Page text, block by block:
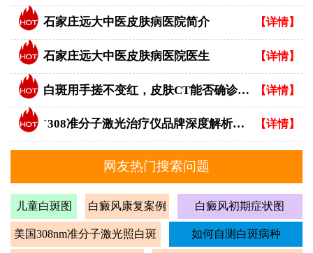
石家庄远大中医皮肤病医院简介 【详情】
石家庄远大中医皮肤病医院医生 【详情】
白斑用手搓不变红，皮肤CT能否确诊白癜风？ 【详情】
`308准分子激光治疗仪品牌深度解析：专业视角下的优选指南` 【详情】
网友热门搜索问题
儿童白斑图 白癜风康复案例 白癜风初期症状图
美国308nm准分子激光照白斑 如何自测白斑病种